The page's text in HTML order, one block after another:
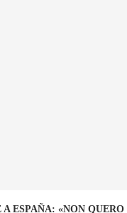
ESPAÑA: «NON QUERO